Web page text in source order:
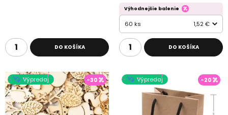
DO KOŠÍKA
Výhodnejšie balenie
60 ks 1,52 €
DO KOŠÍKA
Výpredaj -30 Výpredaj -20